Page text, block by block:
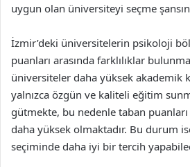
uygun olan üniversiteyi seçme
İzmir’deki üniversitelerin psikoloji
puanları arasında farklılıklar
üniversiteler daha yüksek akademik
yalnızca özgün ve kaliteli eğitim
gütmekte, bu nedenle taban
daha yüksek olmaktadır. Bu durum
seçiminde daha iyi bir tercih